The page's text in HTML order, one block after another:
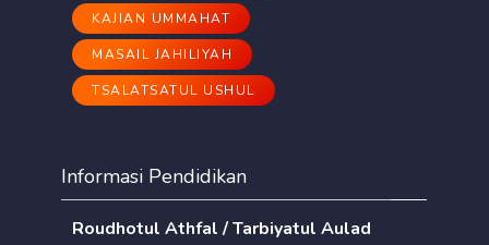
KAJIAN UMMAHAT
MASAIL JAHILIYAH
TSALATSATUL USHUL
Informasi Pendidikan
Roudhotul Athfal / Tarbiyatul Aulad